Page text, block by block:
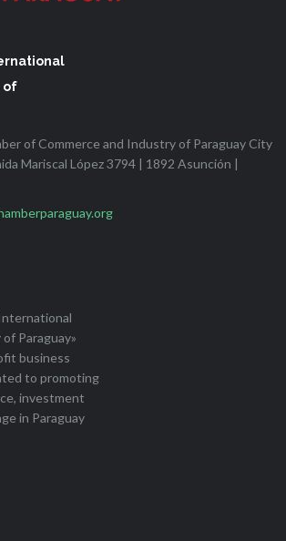
of
of Commerce and Industry of Paraguay City
Mariscal López 3794 | 1892 Asunción |
Paraguay»
business
to promoting
investment
in Paraguay